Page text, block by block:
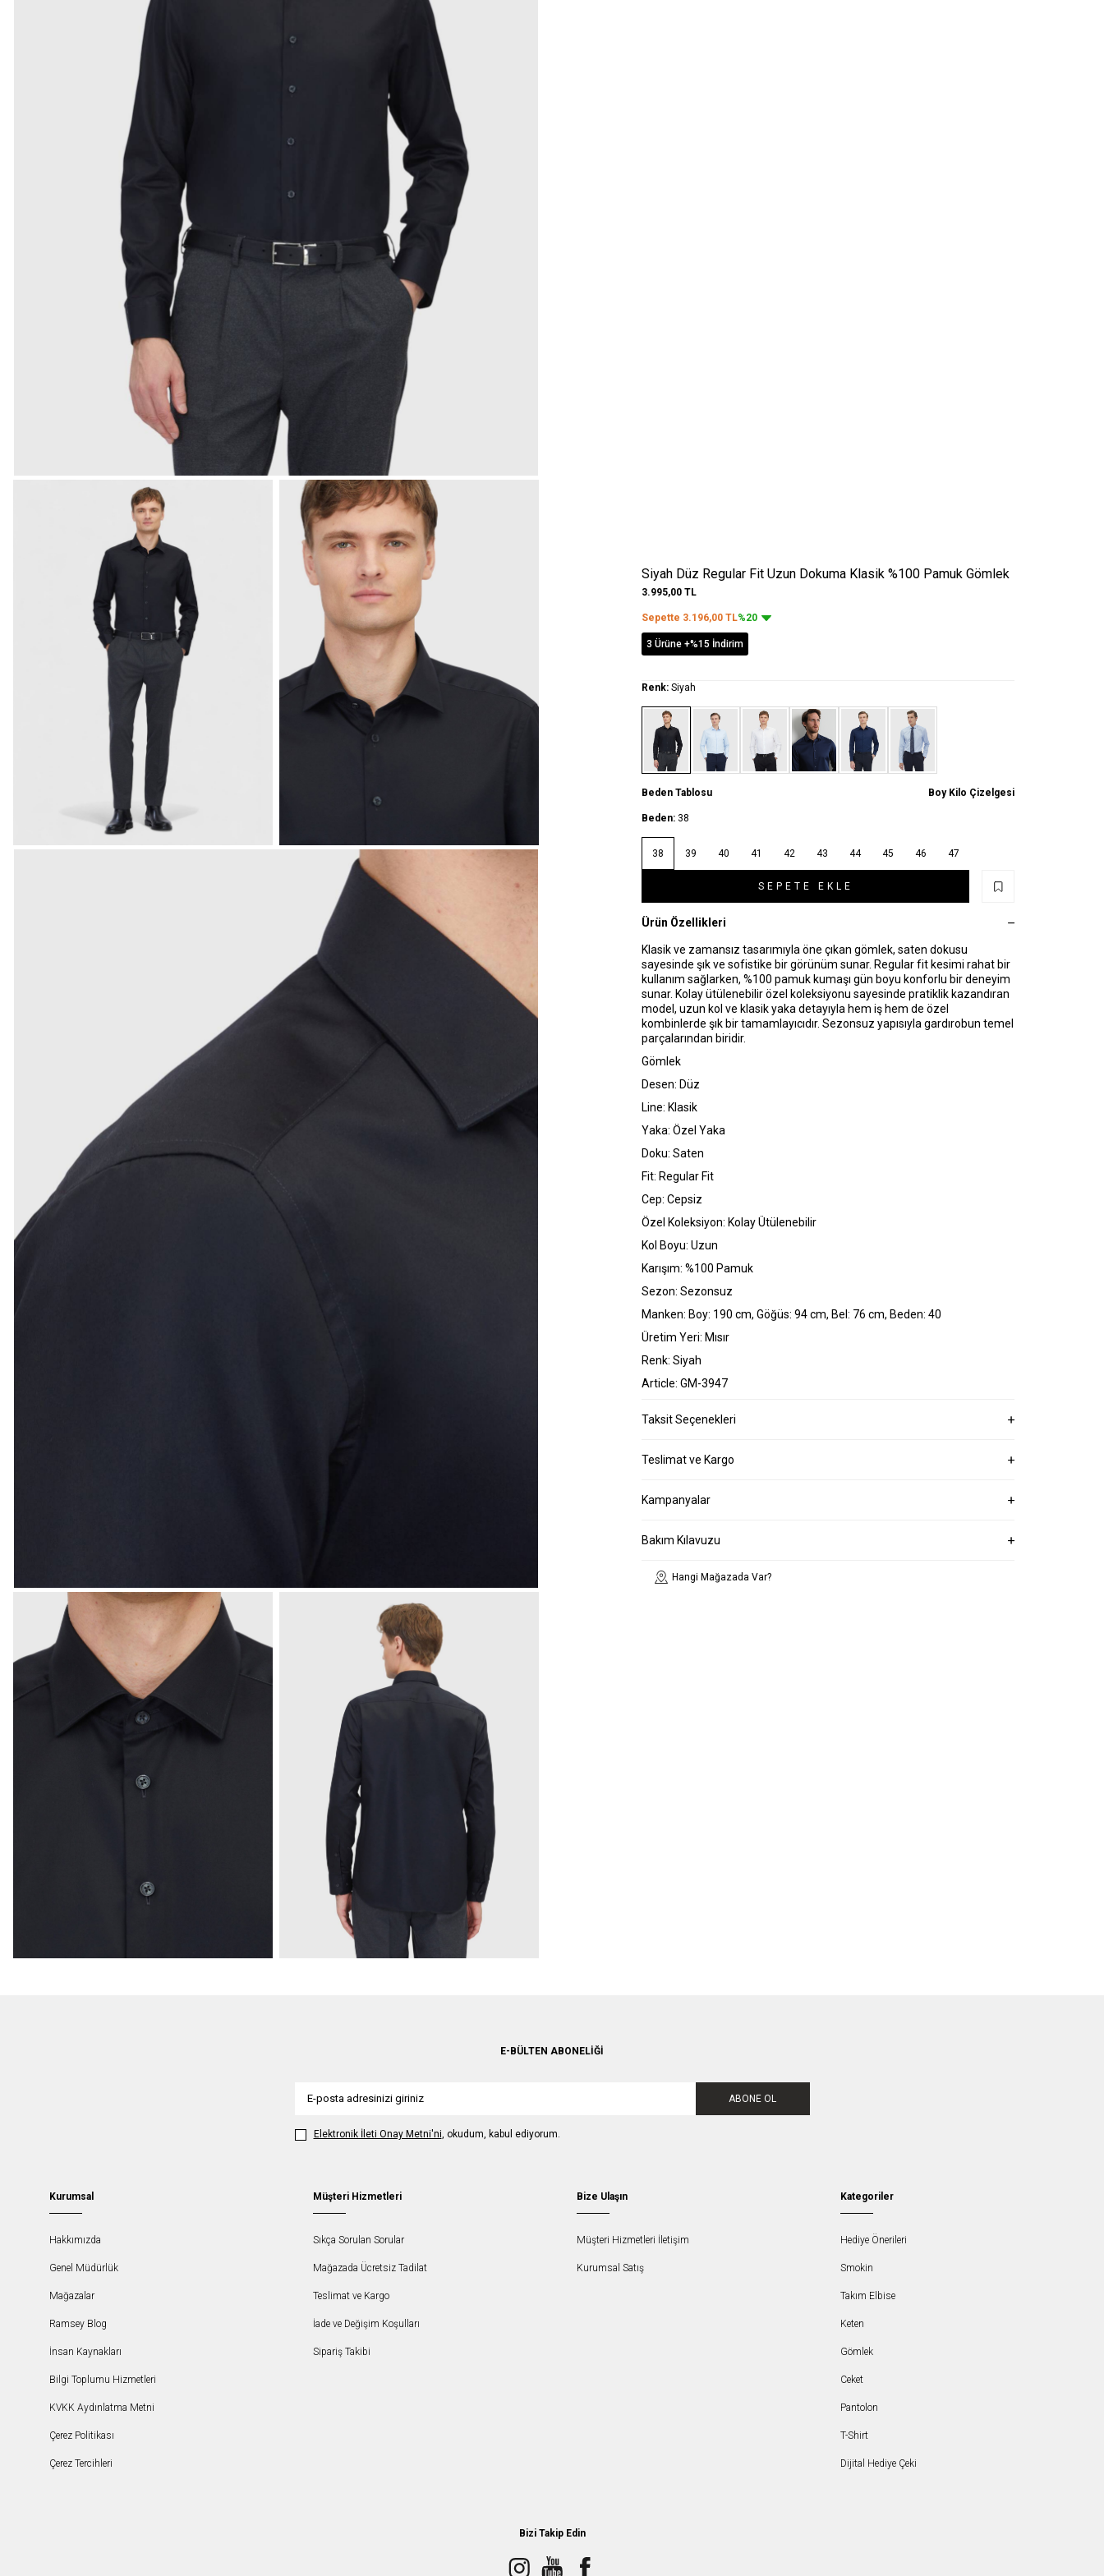
Siyah Düz Regular Fit Uzun Dokuma Klasik %100 Pamuk Gömlek
3.995,00 TL
Sepette 3.196,00 TL%20
3 Ürüne +%15 İndirim
Renk: Siyah
Beden Tablosu Boy Kilo Çizelgesi
Beden: 38
38 39 40 41 42 43 44 45 46 47
SEPETE EKLE
Ürün Özellikleri
Klasik ve zamansız tasarımıyla öne çıkan gömlek, saten dokusu
sayesinde şık ve sofistike bir görünüm sunar. Regular fit kesimi rahat bir
kullanım sağlarken, %100 pamuk kumaşı gün boyu konforlu bir deneyim
sunar. Kolay ütülenebilir özel koleksiyonu sayesinde pratiklik kazandıran
model, uzun kol ve klasik yaka detayıyla hem iş hem de özel
kombinlerde şık bir tamamlayıcıdır. Sezonsuz yapısıyla gardırobun temel
parçalarından biridir.
Gömlek
Desen: Düz
Line: Klasik
Yaka: Özel Yaka
Doku: Saten
Fit: Regular Fit
Cep: Cepsiz
Özel Koleksiyon: Kolay Ütülenebilir
Kol Boyu: Uzun
Karışım: %100 Pamuk
Sezon: Sezonsuz
Manken: Boy: 190 cm, Göğüs: 94 cm, Bel: 76 cm, Beden: 40
Üretim Yeri: Mısır
Renk: Siyah
Article: GM-3947
Taksit Seçenekleri
Teslimat ve Kargo
Kampanyalar
Bakım Kılavuzu
Hangi Mağazada Var?
E-BÜLTEN ABONELIĞI
ABONE OL
Elektronik İleti Onay Metni'ni, okudum, kabul ediyorum.
Kurumsal
Hakkımızda
Genel Müdürlük
Mağazalar
Ramsey Blog
İnsan Kaynakları
Bilgi Toplumu Hizmetleri
KVKK Aydınlatma Metni
Çerez Politikası
Çerez Tercihleri
Müşteri Hizmetleri
Sıkça Sorulan Sorular
Mağazada Ücretsiz Tadilat
Teslimat ve Kargo
İade ve Değişim Koşulları
Sipariş Takibi
Bize Ulaşın
Müşteri Hizmetleri İletişim
Kurumsal Satış
Kategoriler
Hediye Önerileri
Smokin
Takım Elbise
Keten
Gömlek
Ceket
Pantolon
T-Shirt
Dijital Hediye Çeki
Bizi Takip Edin